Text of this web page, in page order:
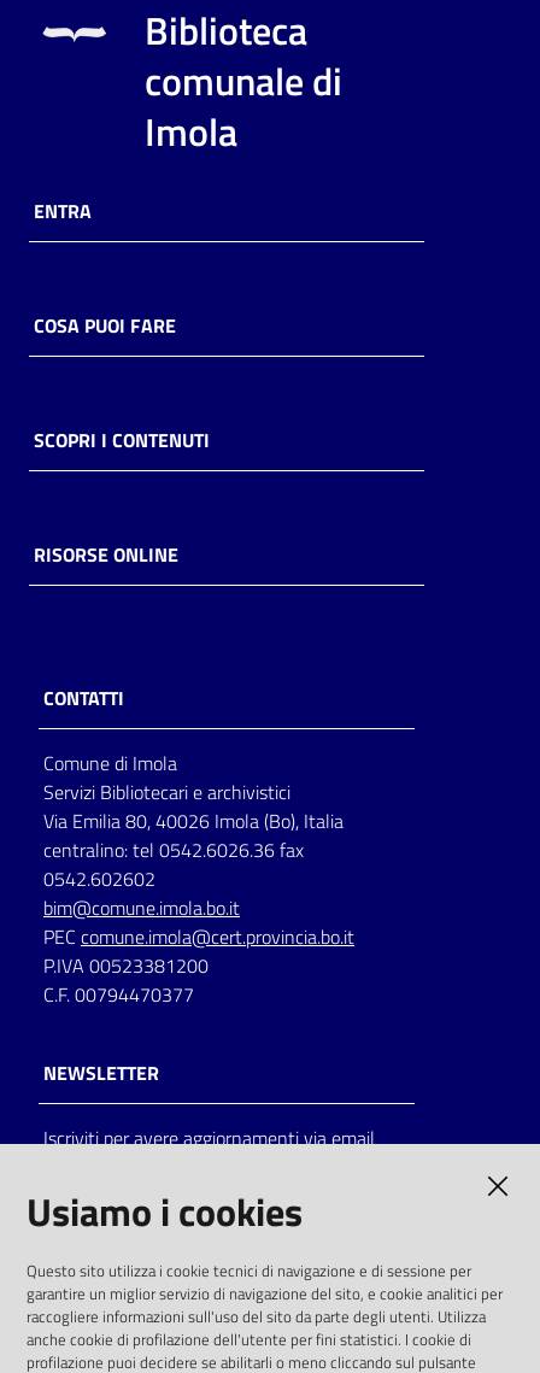
Biblioteca
comunale di
Imola
ENTRA
COSA PUOI FARE
SCOPRI I CONTENUTI
RISORSE ONLINE
CONTATTI
Comune di Imola
Servizi Bibliotecari e archivistici
Via Emilia 80, 40026 Imola (Bo), Italia
centralino: tel 0542.6026.36 fax
0542.602602
bim@comune.imola.bo.it
PEC comune.imola@cert.provincia.bo.it
P.IVA 00523381200
C.F. 00794470377
NEWSLETTER
Iscriviti per avere aggiornamenti via email
solo alle condizioni previste dalla direttiva
comunitaria 2003/98/CE e dal d.lgs. 36/2006
SOCIAL
Usiamo i cookies
Questo sito utilizza i cookie tecnici di navigazione e di sessione per
garantire un miglior servizio di navigazione del sito, e cookie analitici per
raccogliere informazioni sull'uso del sito da parte degli utenti. Utilizza
anche cookie di profilazione dell'utente per fini statistici. I cookie di
profilazione puoi decidere se abilitarli o meno cliccando sul pulsante